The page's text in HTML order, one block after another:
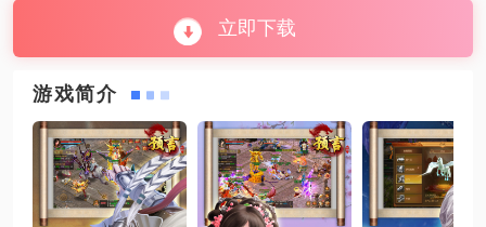
立即下载
游戏简介